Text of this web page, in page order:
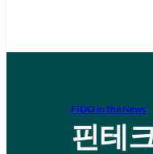
FIDO in the News
핀테